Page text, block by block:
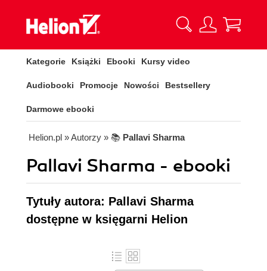
Kategorie Książki Ebooki Kursy video
Audiobooki Promocje Nowości Bestsellery
Darmowe ebooki
Helion.pl » Autorzy » 📚 Pallavi Sharma
Pallavi Sharma - ebooki
Tytuły autora: Pallavi Sharma
dostępne w księgarni Helion